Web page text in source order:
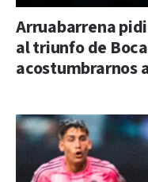
Arruabarrena
al triunfo de
acostumbrarnos